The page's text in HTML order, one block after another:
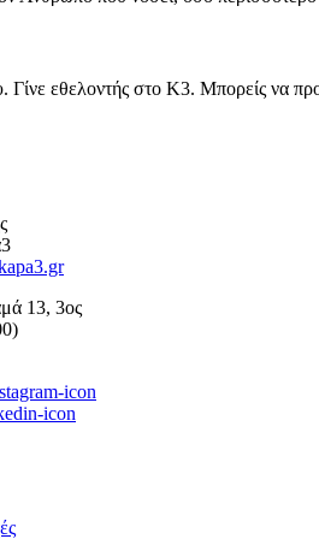
Γίνε εθελοντής στο Κ3. Μπορείς να
13, 3ος